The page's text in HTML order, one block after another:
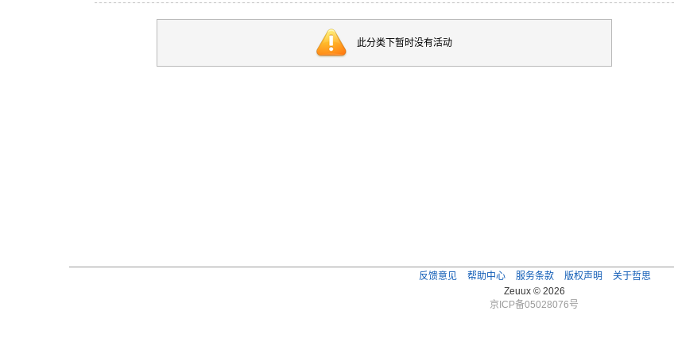
此分类下暂时没有活动
反馈意见 帮助中心 服务条款 版权声明
关于哲思
Zeuux © 2026
京ICP备05028076号